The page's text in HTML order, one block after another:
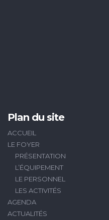
Plan du site
ACCUEIL
LE FOYER
PRÉSENTATION
L’ÉQUIPEMENT
LE PERSONNEL
LES ACTIVITÉS
AGENDA
ACTUALITÉS